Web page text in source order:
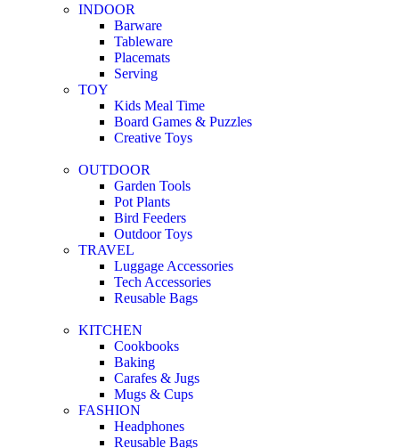
INDOOR
Barware
Tableware
Placemats
Serving
TOY
Kids Meal Time
Board Games & Puzzles
Creative Toys
OUTDOOR
Garden Tools
Pot Plants
Bird Feeders
Outdoor Toys
TRAVEL
Luggage Accessories
Tech Accessories
Reusable Bags
KITCHEN
Cookbooks
Baking
Carafes & Jugs
Mugs & Cups
FASHION
Headphones
Reusable Bags